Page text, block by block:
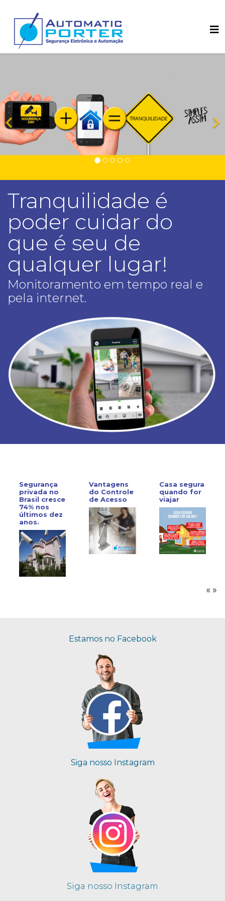
Tranquilidade é
poder cuidar do
que é seu de
qualquer lugar!
Monitoramento em tempo real e
pela internet.
Segurança
privada no
Brasil cresce
74% nos
últimos dez
anos.
Vantagens
do Controle
de Acesso
Casa segura
quando for
viajar
Estamos no Facebook
Siga nosso Instagram
Siga nosso Instagram